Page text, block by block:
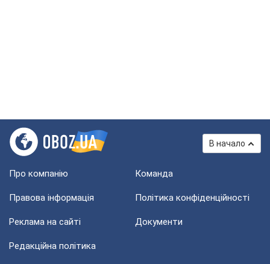
В начало
Про компанію Команда
Правова інформація Політика конфіденційності
Реклама на сайті Документи
Редакційна політика